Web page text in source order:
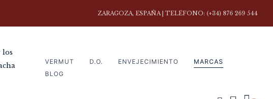
ZARAGOZA, ESPAÑA | TELÉFONO: (+34) 876 269 544
VERMUT D.O. ENVEJECIMIENTO
MARCAS
BLOG